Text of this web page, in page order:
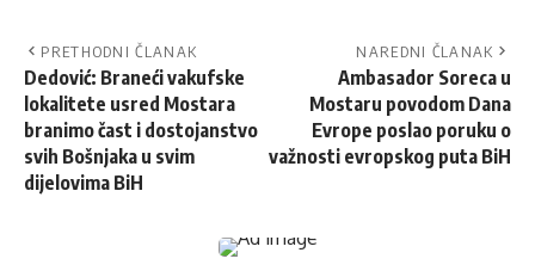
PRETHODNI ČLANAK
Dedović: Braneći vakufske
lokalitete usred Mostara
branimo čast i dostojanstvo
svih Bošnjaka u svim
dijelovima BiH
NAREDNI ČLANAK
Ambasador Soreca u
Mostaru povodom Dana
Evrope poslao poruku o
važnosti evropskog puta BiH